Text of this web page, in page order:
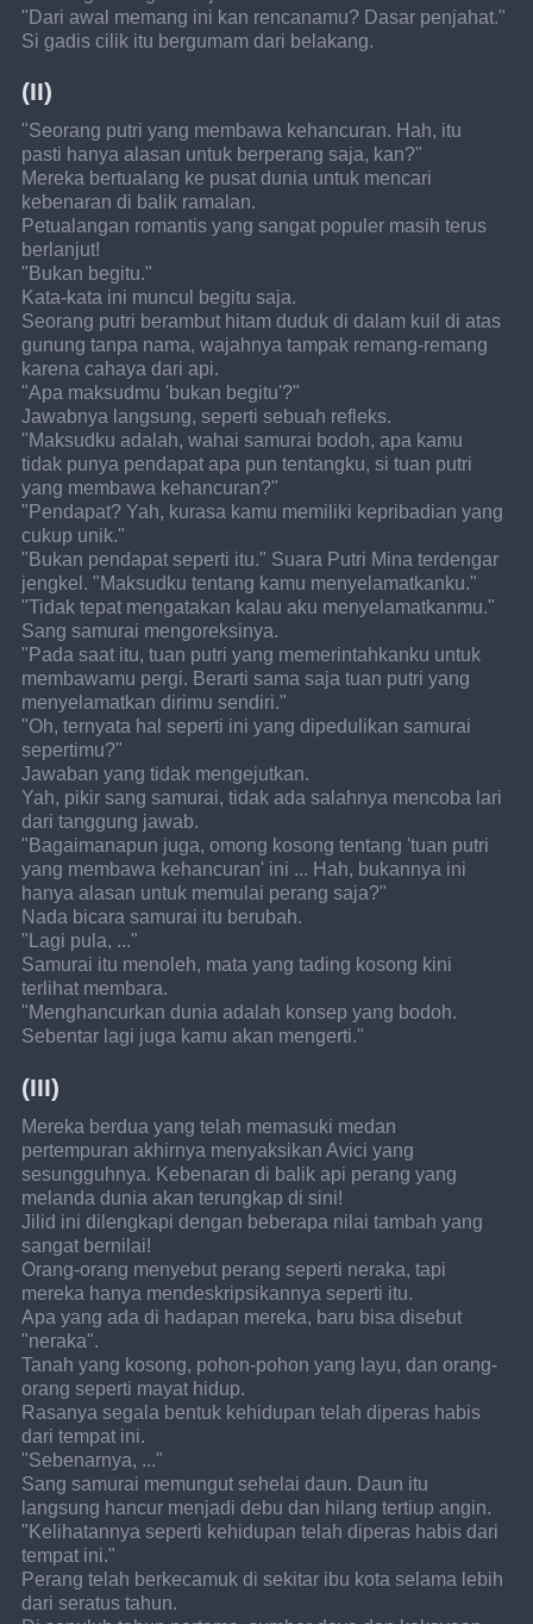
"Dari awal memang ini kan rencanamu? Dasar penjahat."
Si gadis cilik itu bergumam dari belakang.
(II)
"Seorang putri yang membawa kehancuran. Hah, itu
pasti hanya alasan untuk berperang saja, kan?"
Mereka bertualang ke pusat dunia untuk mencari
kebenaran di balik ramalan.
Petualangan romantis yang sangat populer masih terus
berlanjut!
"Bukan begitu."
Kata-kata ini muncul begitu saja.
Seorang putri berambut hitam duduk di dalam kuil di atas
gunung tanpa nama, wajahnya tampak remang-remang
karena cahaya dari api.
"Apa maksudmu 'bukan begitu'?"
Jawabnya langsung, seperti sebuah refleks.
"Maksudku adalah, wahai samurai bodoh, apa kamu
tidak punya pendapat apa pun tentangku, si tuan putri
yang membawa kehancuran?"
"Pendapat? Yah, kurasa kamu memiliki kepribadian yang
cukup unik."
"Bukan pendapat seperti itu." Suara Putri Mina terdengar
jengkel. "Maksudku tentang kamu menyelamatkanku."
"Tidak tepat mengatakan kalau aku menyelamatkanmu."
Sang samurai mengoreksinya.
"Pada saat itu, tuan putri yang memerintahkanku untuk
membawamu pergi. Berarti sama saja tuan putri yang
menyelamatkan dirimu sendiri."
"Oh, ternyata hal seperti ini yang dipedulikan samurai
sepertimu?"
Jawaban yang tidak mengejutkan.
Yah, pikir sang samurai, tidak ada salahnya mencoba lari
dari tanggung jawab.
"Bagaimanapun juga, omong kosong tentang 'tuan putri
yang membawa kehancuran' ini ... Hah, bukannya ini
hanya alasan untuk memulai perang saja?"
Nada bicara samurai itu berubah.
"Lagi pula, ..."
Samurai itu menoleh, mata yang tading kosong kini
terlihat membara.
"Menghancurkan dunia adalah konsep yang bodoh.
Sebentar lagi juga kamu akan mengerti."
(III)
Mereka berdua yang telah memasuki medan
pertempuran akhirnya menyaksikan Avici yang
sesungguhnya. Kebenaran di balik api perang yang
melanda dunia akan terungkap di sini!
Jilid ini dilengkapi dengan beberapa nilai tambah yang
sangat bernilai!
Orang-orang menyebut perang seperti neraka, tapi
mereka hanya mendeskripsikannya seperti itu.
Apa yang ada di hadapan mereka, baru bisa disebut
"neraka".
Tanah yang kosong, pohon-pohon yang layu, dan orang-
orang seperti mayat hidup.
Rasanya segala bentuk kehidupan telah diperas habis
dari tempat ini.
"Sebenarnya, ..."
Sang samurai memungut sehelai daun. Daun itu
langsung hancur menjadi debu dan hilang tertiup angin.
"Kelihatannya seperti kehidupan telah diperas habis dari
tempat ini."
Perang telah berkecamuk di sekitar ibu kota selama lebih
dari seratus tahun.